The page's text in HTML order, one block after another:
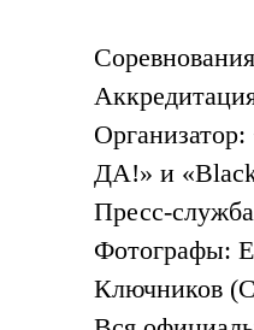
ДА!» и
Пресс-служба
Фотографы:
Ключников